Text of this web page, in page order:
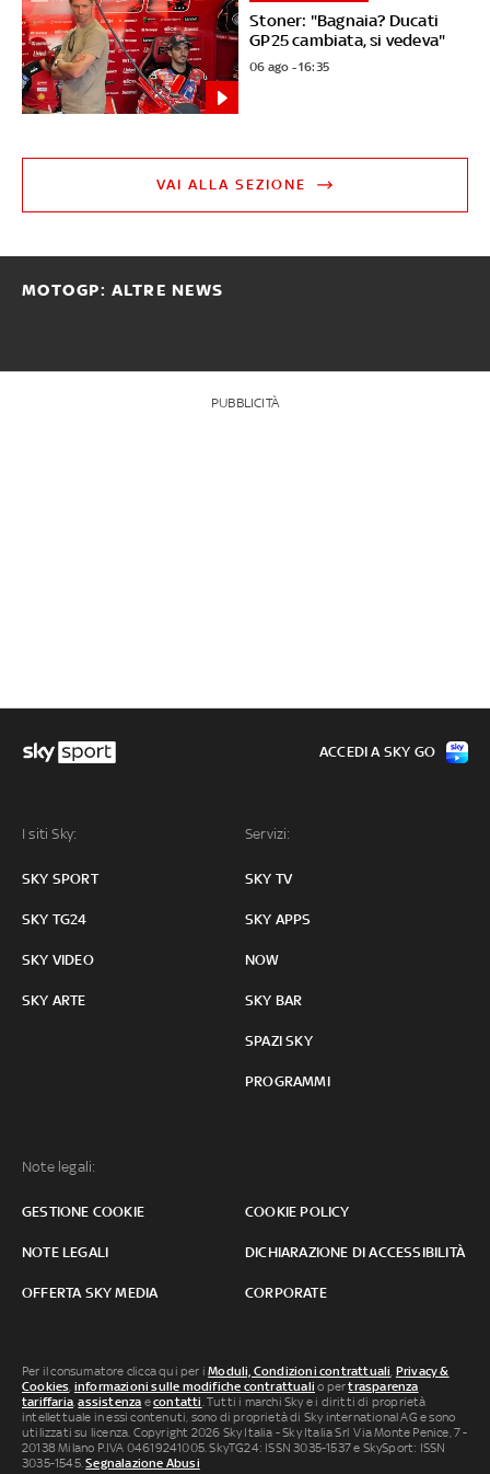
Stoner: "Bagnaia? Ducati
GP25 cambiata, si vedeva"
06 ago - 16:35
VAI ALLA SEZIONE
MOTOGP: ALTRE NEWS
PUBBLICITÀ
I siti Sky:
SKY SPORT
SKY TG24
SKY VIDEO
SKY ARTE
Servizi:
SKY TV
SKY APPS
NOW
SKY BAR
SPAZI SKY
PROGRAMMI
Note legali:
GESTIONE COOKIE COOKIE POLICY
NOTE LEGALI DICHIARAZIONE DI ACCESSIBILITÀ
OFFERTA SKY MEDIA CORPORATE
ACCEDI A SKY GO
Per il consumatore clicca qui per iModuli, Condizioni contrattuali, Privacy &
Cookies, informazioni sulle modifiche contrattuali o pertrasparenza
tariffaria,assistenza econtatti. Tutti i marchi Sky e i diritti di proprietà
intellettuale in essi contenuti, sono di proprietà di Sky international AG e sono
utilizzati su licenza. Copyright 2026 Sky Italia - Sky Italia Srl Via Monte Penice, 7 -
20138 Milano P.IVA 04619241005. SkyTG24: ISSN 3035-1537 e SkySport: ISSN
3035-1545.Segnalazione Abusi